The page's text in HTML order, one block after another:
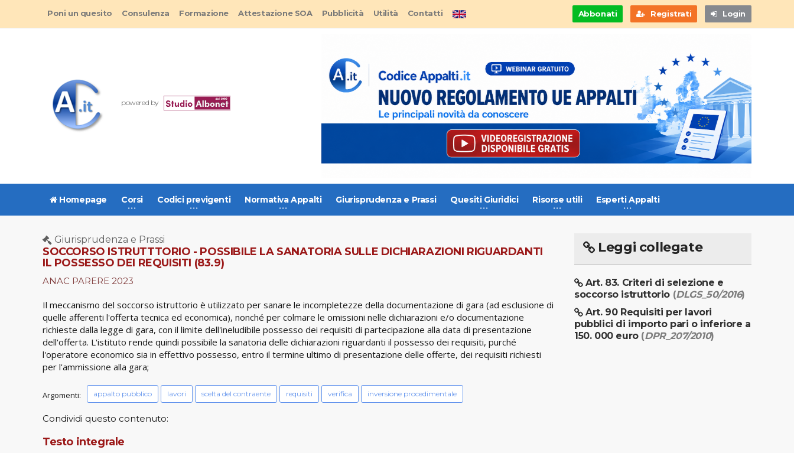
Abbonati Registrati Login
Poni un quesito Consulenza Formazione Attestazione SOA Pubblicità Utilità Contatti
powered by
Homepage Corsi Codici previgenti Normativa Appalti Giurisprudenza e Prassi Quesiti Giuridici Risorse utili Esperti Appalti
Giurisprudenza e Prassi
SOCCORSO ISTRUTTTORIO - POSSIBILE LA SANATORIA SULLE DICHIARAZIONI RIGUARDANTI
IL POSSESSO DEI REQUISITI (83.9)
ANAC PARERE 2023
Il meccanismo del soccorso istruttorio è utilizzato per sanare le incompletezze della documentazione di gara (ad esclusione di
quelle afferenti l'offerta tecnica ed economica), nonché per colmare le omissioni nelle dichiarazioni e/o documentazione
richieste dalla legge di gara, con il limite dell'ineludibile possesso dei requisiti di partecipazione alla data di presentazione
dell'offerta. L'istituto rende quindi possibile la sanatoria delle dichiarazioni riguardanti il possesso dei requisiti, purché
l'operatore economico sia in effettivo possesso, entro il termine ultimo di presentazione delle offerte, dei requisiti richiesti
per l'ammissione alla gara;
Argomenti: appalto pubblico lavori scelta del contraente requisiti verifica inversione procedimentale
Condividi questo contenuto:
Testo integrale
Leggi collegate
Art. 83. Criteri di selezione e
soccorso istruttorio (DLGS_50/2016)
Art. 90 Requisiti per lavori
pubblici di importo pari o inferiore a
150. 000 euro (DPR_207/2010)